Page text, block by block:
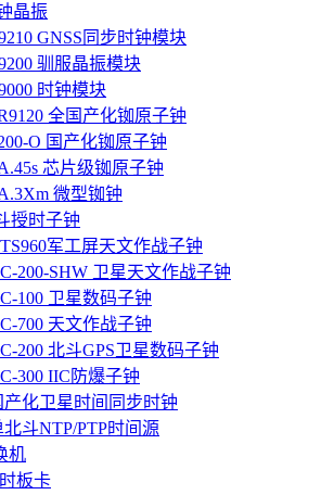
晶振
GNSS同步时钟模块
驯服晶振模块
时钟模块
全国产化铷原子钟
O 国产化铷原子钟
芯片级铷原子钟
微型铷钟
授时子钟
军工屏天文作战子钟
200-SHW 卫星天文作战子钟
100 卫星数码子钟
700 天文作战子钟
200 北斗GPS卫星数码子钟
300 IIC防爆子钟
产化卫星时间同步时钟
北斗NTP/PTP时间源
机
板卡